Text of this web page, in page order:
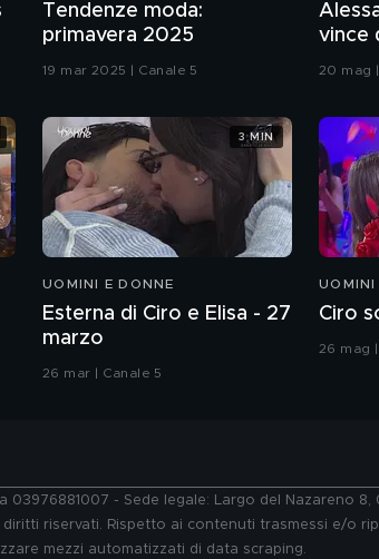
Tendenze moda:
primavera 2025
19 mar 2025 | Canale 5
vince
20 mag
UOMINI E DONNE
Esterna di Ciro e Elisa - 27
marzo
26 mar | Canale 5
3 MIN
UOMINI
Ciro
26 mag
03976881007 - Sede legale: Largo del Nazareno
riservati. Rispetto ai contenuti trasmessi e/o
mezzi automatizzati di data scraping.